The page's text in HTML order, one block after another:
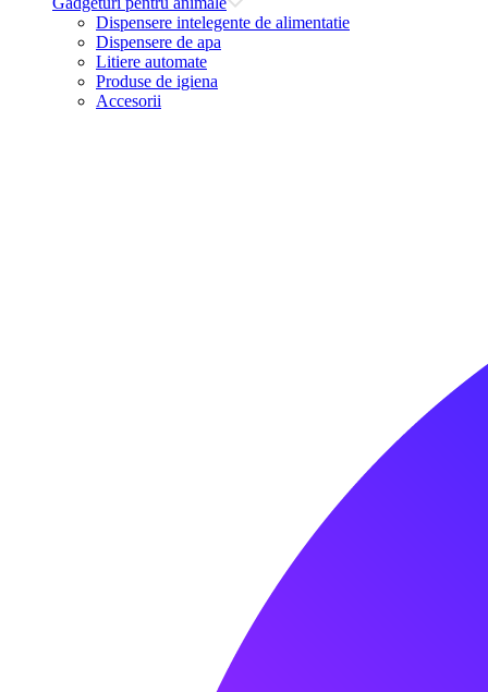
Dispensere intelegente de alimentatie
Dispensere de apa
Litiere automate
Produse de igiena
Accesorii